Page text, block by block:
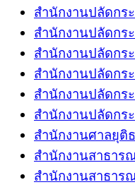
สำนักงานปลัดกร
สำนักงานปลัดกร
สำนักงานปลัดกร
สำนักงานปลัดกร
สำนักงานปลัดกร
สำนักงานปลัดกร
สำนักงานศาลยุติ
สำนักงานสาธา
สำนักงานสาธาร